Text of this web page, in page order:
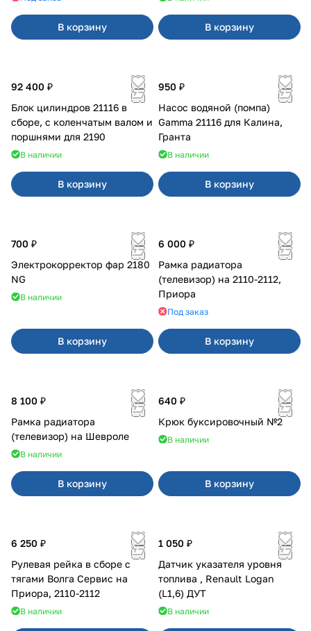
В корзину В корзину
92 400 ₽
Блок цилиндров 21116 в
сборе, с коленчатым валом и
поршнями для 2190
В наличии
В корзину
950 ₽
Насос водяной (помпа)
Gamma 21116 для Калина,
Гранта
В наличии
В корзину
700 ₽
Электрокорректор фар 2180
NG
В наличии
В корзину
6 000 ₽
Рамка радиатора
(телевизор) на 2110-2112,
Приора
Под заказ
В корзину
8 100 ₽
Рамка радиатора
(телевизор) на Шевроле
В наличии
В корзину
640 ₽
Крюк буксировочный №2
В наличии
В корзину
6 250 ₽
Рулевая рейка в сборе с
тягами Волга Сервис на
Приора, 2110-2112
В наличии
1 050 ₽
Датчик указателя уровня
топлива , Renault Logan
(L1,6) ДУТ
В наличии